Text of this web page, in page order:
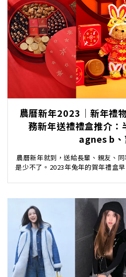
農曆新年2023｜新年禮
務新年送禮禮盒推介
agnes b、
農曆新年就到，送給長輩、親友、
是少不了。2023年兔年的賀年禮盒